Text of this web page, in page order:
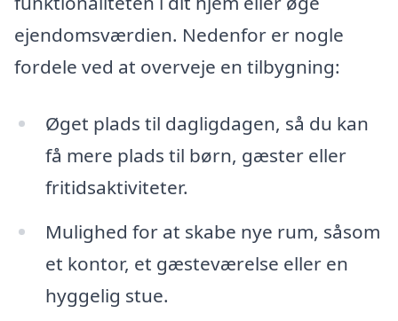
ejendomsværdien. Nedenfor er nogle
fordele ved at overveje en tilbygning:
Øget plads til dagligdagen, så du kan
få mere plads til børn, gæster eller
fritidsaktiviteter.
Mulighed for at skabe nye rum, såsom
et kontor, et gæsteværelse eller en
hyggelig stue.